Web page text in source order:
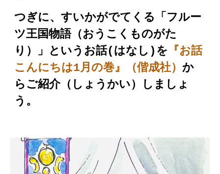
つぎに、すいかがでてくる「フルー
ツ王国物語（おうこくものがた
り）」というお話(はなし)を 『お話
こんにちは1月の巻』（偕成社）か
らご紹介（しょうかい）しま しょ
う 。